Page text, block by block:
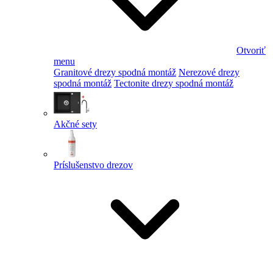
Otvoriť
menu
Granitové drezy spodná montáž Nerezové drezy
spodná montáž Tectonite drezy spodná montáž
Akčné sety
Príslušenstvo drezov